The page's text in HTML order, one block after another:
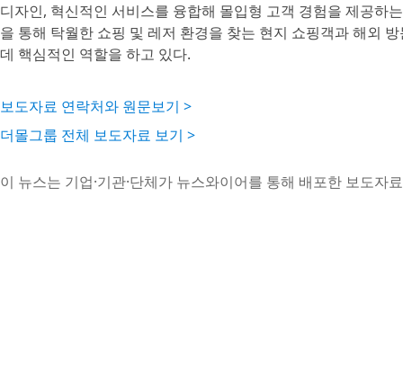
디자인, 혁신적인 서비스를 융합해 몰입형 고객 경험을 제공하
을 통해 탁월한 쇼핑 및 레저 환경을 찾는 현지 쇼핑객과 해외
데 핵심적인 역할을 하고 있다.
보도자료 연락처와 원문보기 >
더몰그룹 전체 보도자료 보기 >
이 뉴스는 기업·기관·단체가 뉴스와이어를 통해 배포한 보도자